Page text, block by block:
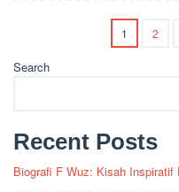
1 2
Search
Recent Posts
Biografi F Wuz: Kisah Inspiratif